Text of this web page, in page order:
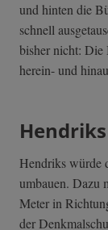
und hinten die
schnell
bisher nicht: Die
herein- und
Hendriks würde
umbauen. Dazu
Meter in
der